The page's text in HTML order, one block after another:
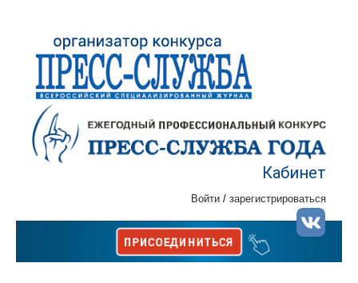
Кабинет
Войти / зарегистрироваться